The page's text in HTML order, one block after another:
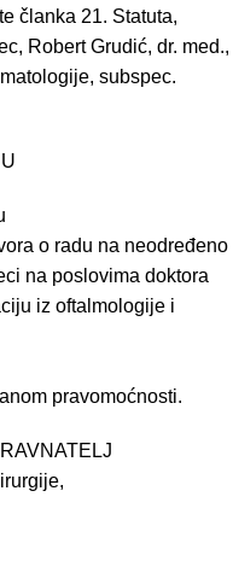
članka 21. Statuta,
Robert Grudić, dr. med.,
subspec.
o radu na neodređeno
na poslovima doktora
iz oftalmologije i
pravomoćnosti.